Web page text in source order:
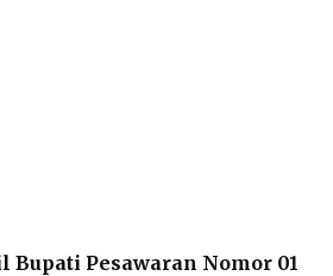
Bupati Pesawaran Nomor 01